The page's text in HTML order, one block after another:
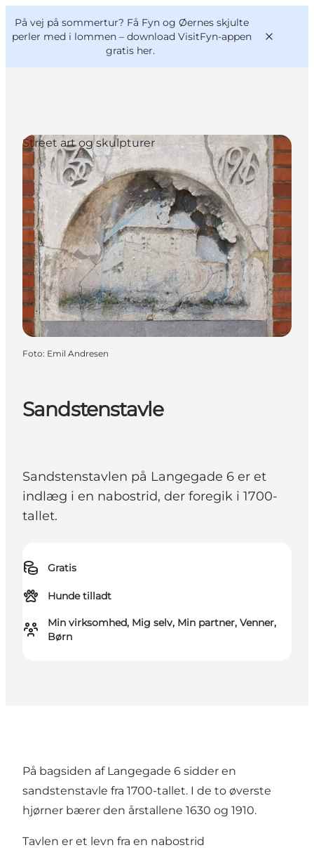
På vej på sommertur? Få Fyn og Øernes skjulte
perler med i lommen – download VisitFyn-appen
gratis her.
Oplevelser
Outdoor
Mad og drikke
Overnatning
Book lokale oplevelser
VisitFyn
Deutsch
Sandstenstavle
Sandstenstavlen på Langegade 6 er et
indlæg i en nabostrid, der foregik i 1700-
tallet.
Gratis
Hunde tilladt
Min virksomhed, Mig selv, Min partner, Venner,
Børn
Street art og skulpturer
Foto: Emil Andresen
På bagsiden af Langegade 6 sidder en
sandstenstavle fra 1700-tallet. I de to øverste
hjørner bærer den årstallene 1630 og 1910.
Tavlen er et levn fra en nabostrid